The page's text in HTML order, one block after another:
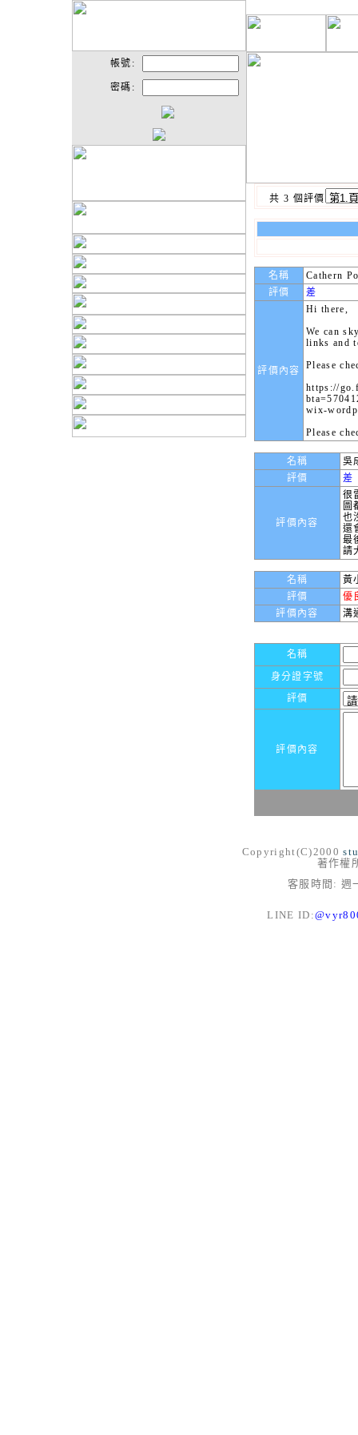
帳號:
密碼:
共 3 個評價
名稱
Cathern
評價
差
評價內容
Hi there,
We can
links and
Please
https://
wix-
Please
名稱
吳
評價
差
評價內容
很
圖
也
還
最
請
名稱
黃
評價
優
評價內容
溝
名稱
身分證字號
評價
評價內容
Copyright(C)2000
著作權
客服時間: 週
LINE ID: